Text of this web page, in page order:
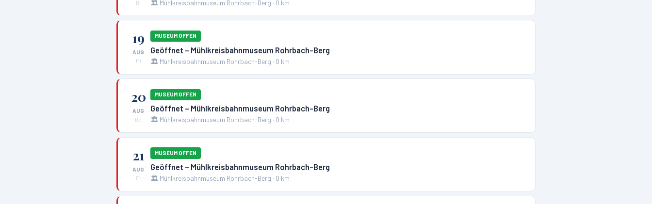
Di
🏛️ Mühlkreisbahnmuseum Rohrbach-Berg · 0 km
19
AUG
Mi
MUSEUM OFFEN
Geöffnet – Mühlkreisbahnmuseum Rohrbach-Berg
🏛️ Mühlkreisbahnmuseum Rohrbach-Berg · 0 km
20
AUG
Do
MUSEUM OFFEN
Geöffnet – Mühlkreisbahnmuseum Rohrbach-Berg
🏛️ Mühlkreisbahnmuseum Rohrbach-Berg · 0 km
21
AUG
Fr
MUSEUM OFFEN
Geöffnet – Mühlkreisbahnmuseum Rohrbach-Berg
🏛️ Mühlkreisbahnmuseum Rohrbach-Berg · 0 km